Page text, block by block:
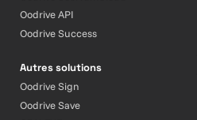
Oodrive API
Oodrive Success
Autres solutions
Oodrive Sign
Oodrive Save